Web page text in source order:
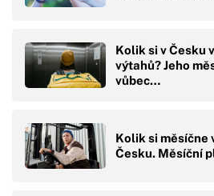
Kolik si v Česku
výtahů? Jeho
vůbec…
Kolik si měsíčne
Česku. Měsíční